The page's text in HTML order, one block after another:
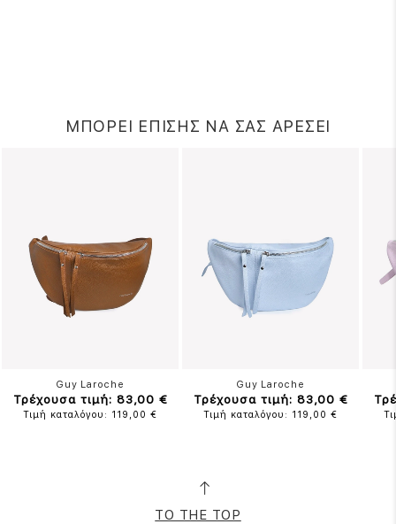
ΜΠΟΡΕΙ ΕΠΙΣΗΣ ΝΑ ΣΑΣ ΑΡΕΣΕΙ
Guy Laroche
Τρέχουσα τιμή: 83,00 €
Τιμή καταλόγου: 119,00 €
Guy Laroche
Τρέχουσα τιμή: 83,00 €
Τιμή καταλόγου: 119,00 €
TO THE TOP